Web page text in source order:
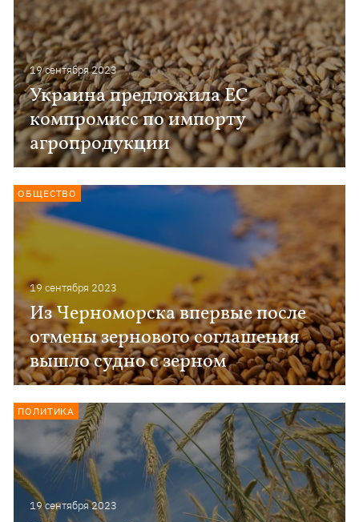
19 сентября 2023
Украина предложила ЕС
компромисс по импорту
агропродукции
19 сентября 2023
Из Черноморска впервые после
отмены зернового соглашения
вышло судно с зерном
ОБЩЕСТВО
19 сентября 2023
ПОЛИТИКА